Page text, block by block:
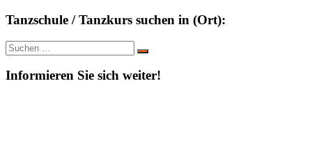
Tanzschule / Tanzkurs suchen in (Ort):
Suche
nach:
Suchen
Informieren Sie sich weiter!